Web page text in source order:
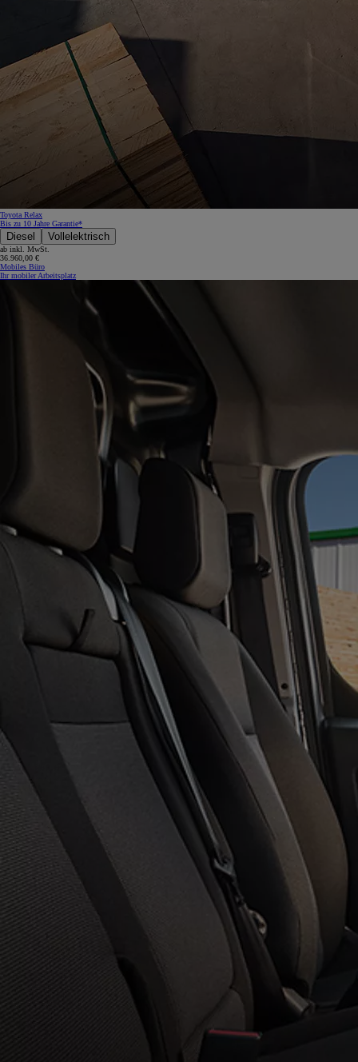
Toyota Relax
Bis zu 10 Jahre Garantie*
Diesel Vollelektrisch
ab inkl. MwSt.
36.960,00 €
Mobiles Büro
Ihr mobiler Arbeitsplatz